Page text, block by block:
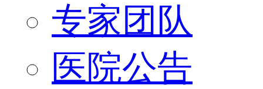
专家团队
医院公告